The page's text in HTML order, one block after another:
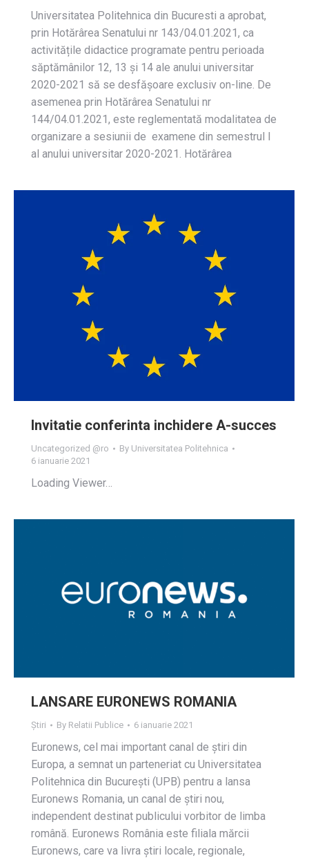
Universitatea Politehnica din Bucuresti a aprobat,
prin Hotărârea Senatului nr 143/04.01.2021, ca
activitățile didactice programate pentru perioada
săptămânilor 12, 13 și 14 ale anului universitar
2020-2021 să se desfășoare exclusiv on-line. De
asemenea prin Hotărârea Senatului nr
144/04.01.2021, este reglementată modalitatea de
organizare a sesiunii de examene din semestrul I
al anului universitar 2020-2021. Hotărârea
Invitatie conferinta inchidere A-succes
Uncategorized @ro By Universitatea Politehnica
6 ianuarie 2021
Loading Viewer…
LANSARE EURONEWS ROMANIA
Știri By Relatii Publice 6 ianuarie 2021
Euronews, cel mai important canal de știri din
Europa, a semnat un parteneriat cu Universitatea
Politehnica din București (UPB) pentru a lansa
Euronews Romania, un canal de știri nou,
independent destinat publicului vorbitor de limba
română. Euronews România este filiala mărcii
Euronews, care va livra știri locale, regionale,